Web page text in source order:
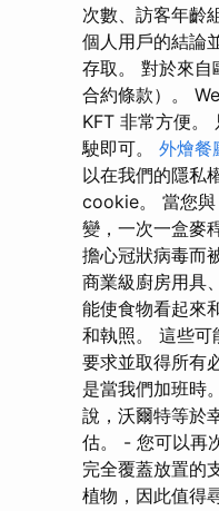
次數、訪客年齡
個人用戶的結論
存取。 對於來自
合約條款）。
KFT 非常方便。
駛即可。 外燴餐
以在我們的隱私
cookie。 當您與
變，一次一盒麥
擔心冠狀病毒而
商業級廚房用具
能使食物看起來
和執照。 這些可
要求並取得所有
是當我們加班時
說，沃爾特等於
估。 - 您可以再
完全覆蓋放置的
植物，因此值得